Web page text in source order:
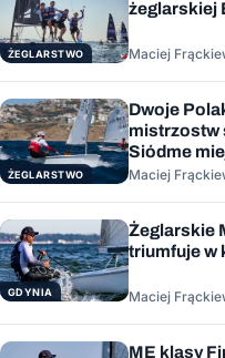
ŻEGLARSTWO
żeglarskiej
Maciej
ŻEGLARSTWO
Dwoje
mistrzostw
Siódme
Maciej
GDYNIA
Żeglarskie
triumfuje w
Maciej
ME klasy